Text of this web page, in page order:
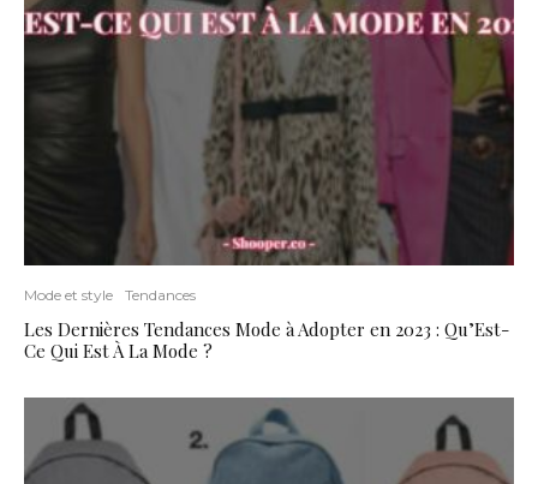
Mode et style Tendances
Les Dernières Tendances Mode à Adopter en 2023 : Qu’Est-
Ce Qui Est À La Mode ?